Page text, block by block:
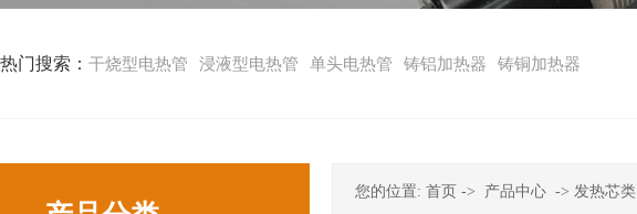
热门搜索： 干烧型电热管 浸液型电热管 单头电热管 铸铝加热器 铸铜加热器
您的位置: 首页 -> 产品中心 -> 发热芯类